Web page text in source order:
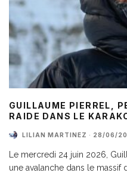
GUILLAUME PIERREL,
RAIDE DANS LE
LILIAN MARTINEZ · 28/06/
Le mercredi 24 juin 2026,
une avalanche dans le massif